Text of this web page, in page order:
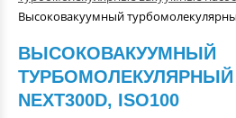
Высоковакуумный
Вакуумные камеры
Промышленные
ВЫСОКОВАКУУМНЫЙ
NEXT300D, ISO100